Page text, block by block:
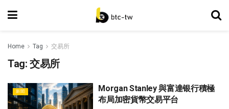
Home Tag 交易所
Tag: 交易所
新聞
Morgan Stanley 與富達银行積極
布局加密貨幣交易平台